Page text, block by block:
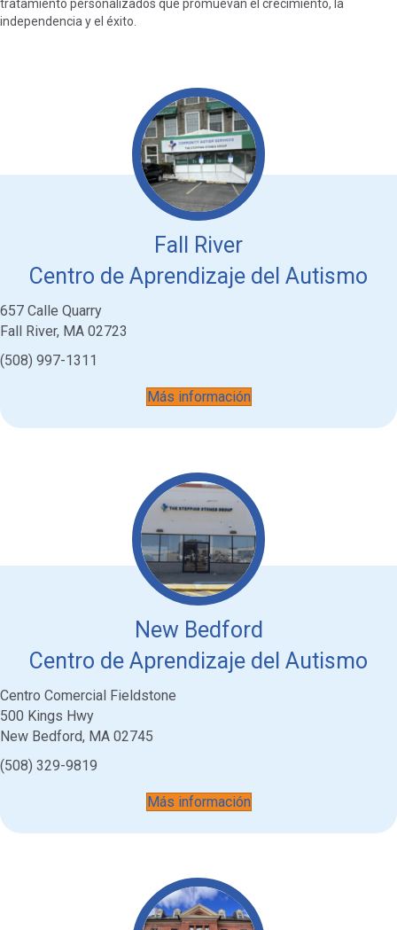
tratamiento personalizados que promuevan el crecimiento, la
independencia y el éxito.
Fall River
Centro de Aprendizaje del Autismo
657 Calle Quarry
Fall River, MA 02723
(508) 997-1311
Más información
New Bedford
Centro de Aprendizaje del Autismo
Centro Comercial Fieldstone
500 Kings Hwy
New Bedford, MA 02745
(508) 329-9819
Más información